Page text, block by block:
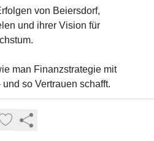
von Beiersdorf,
und ihrer Vision für
man Finanzstrategie mit
so Vertrauen schafft.
Hermann auf LinkedIn